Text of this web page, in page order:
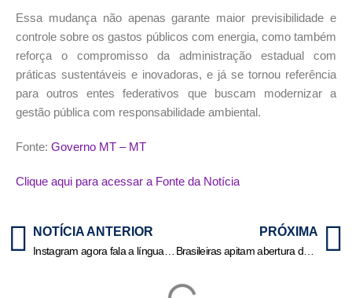
Essa mudança não apenas garante maior previsibilidade e
controle sobre os gastos públicos com energia, como também
reforça o compromisso da administração estadual com
práticas sustentáveis e inovadoras, e já se tornou referência
para outros entes federativos que buscam modernizar a
gestão pública com responsabilidade ambiental.
Fonte: Governo MT – MT
Clique aqui para acessar a Fonte da Notícia
NOTÍCIA ANTERIOR
Instagram agora fala a língua do Google e do ChatGPT | HiperNotícias
PRÓXIMA
Brasileiras apitam abertura da Copa América Feminina